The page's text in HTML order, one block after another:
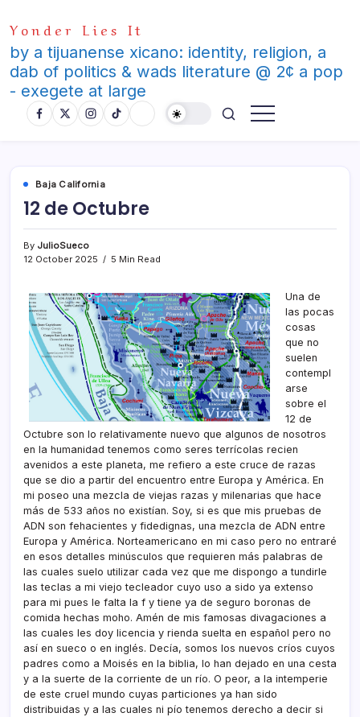
to
content
Yonder Lies It
by a tijuanense xicano: identity, religion, a
dab of politics & wads literature @ 2¢ a pop
- exegete at large
Baja California
12 de Octubre
By JulioSueco
12 October 2025
5 Min Read
Una de
las pocas
cosas
que no
suelen
contempl
arse
sobre el
12 de
Octubre son lo relativamente nuevo que algunos de nosotros
en la humanidad tenemos como seres terrícolas recien
avenidos a este planeta, me refiero a este cruce de razas
que se dio a partir del encuentro entre Europa y América. En
mi poseo una mezcla de viejas razas y milenarias que hace
más de 533 años no existían. Soy, si es que mis pruebas de
ADN son fehacientes y fidedignas, una mezcla de ADN entre
Europa y América. Norteamericano en mi caso pero no entraré
en esos detalles minúsculos que requieren más palabras de
las cuales suelo utilizar cada vez que me dispongo a tundirle
las teclas a mi viejo tecleador cuyo uso a sido ya extenso
para mi pues le falta la f y tiene ya de seguro boronas de
comida hechas moho. Amén de mis famosas divagaciones a
las cuales les doy licencia y rienda suelta en español pero no
así en sueco o en inglés. Decía, somos los nuevos críos cuyos
padres como a Moisés en la biblia, lo han dejado en una cesta
y a la suerte de la corriente de un río. O peor, a la intemperie
de este cruel mundo cuyas particiones ya han sido
distribuidas y a las cuales ni pío tenemos derecho a decir si